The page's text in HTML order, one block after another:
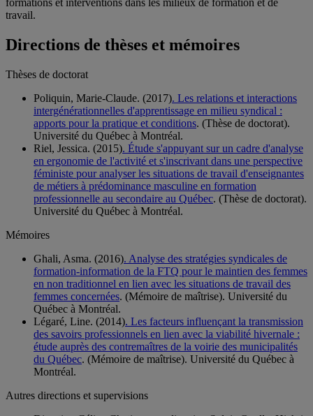
formations et interventions dans les milieux de formation et de
travail.
Directions de thèses et mémoires
Thèses de doctorat
Poliquin, Marie-Claude. (2017). Les relations et interactions
intergénérationnelles d'apprentissage en milieu syndical :
apports pour la pratique et conditions. (Thèse de doctorat).
Université du Québec à Montréal.
Riel, Jessica. (2015). Étude s'appuyant sur un cadre d'analyse
en ergonomie de l'activité et s'inscrivant dans une perspective
féministe pour analyser les situations de travail d'enseignantes
de métiers à prédominance masculine en formation
professionnelle au secondaire au Québec. (Thèse de doctorat).
Université du Québec à Montréal.
Mémoires
Ghali, Asma. (2016). Analyse des stratégies syndicales de
formation-information de la FTQ pour le maintien des femmes
en non traditionnel en lien avec les situations de travail des
femmes concernées. (Mémoire de maîtrise). Université du
Québec à Montréal.
Légaré, Line. (2014). Les facteurs influençant la transmission
des savoirs professionnels en lien avec la viabilité hivernale :
étude auprès des contremaîtres de la voirie des municipalités
du Québec. (Mémoire de maîtrise). Université du Québec à
Montréal.
Autres directions et supervisions